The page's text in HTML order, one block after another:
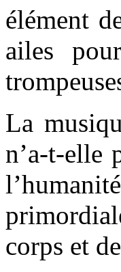
élément
ailes
La
n’a-t-elle
corps et